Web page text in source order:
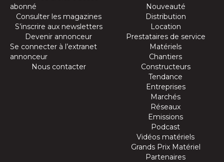
abonné
Consulter les magazines
S’inscrire aux newsletters
Devenir annonceur
Se connecter à l’extranet
annonceur
Nous contacter
Nouveauté
Distribution
Location
Prestataires de service
Matériels
Chantiers
Constructeurs
Tendance
Entreprises
Marchés
Réseaux
Emissions
Podcast
Vidéos matériels
Grands Prix Matériel
Partenaires